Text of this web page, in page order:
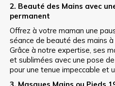
2. Beauté des Mains avec
permanent
Offrez à votre maman une
séance de beauté des mains à
Grâce à notre expertise, ses
et sublimées avec une pose
pour une tenue impeccable et